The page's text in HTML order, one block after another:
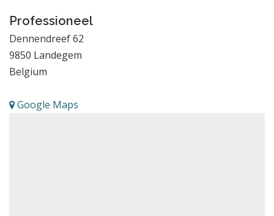
Professioneel
Dennendreef 62
9850 Landegem
Belgium
Google Maps